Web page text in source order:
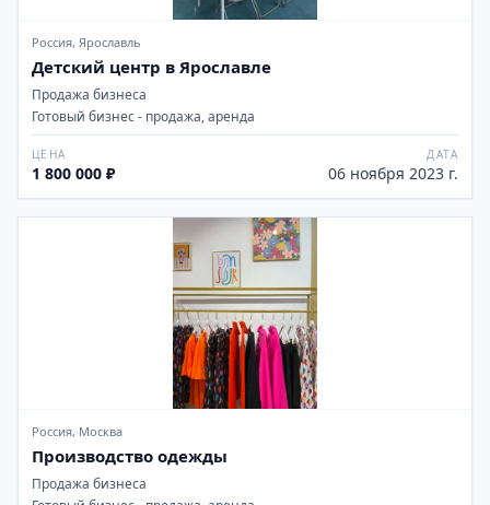
Россия, Ярославль
Детский центр в Ярославле
Продажа бизнеса
Готовый бизнес - продажа, аренда
ЦЕНА
1 800 000 ₽
ДАТА
06 ноября 2023 г.
Россия, Москва
Производство одежды
Продажа бизнеса